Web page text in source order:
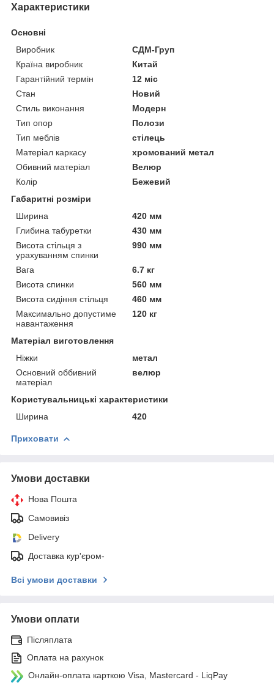
Характеристики
Основні
Виробник
СДМ-Груп
Країна виробник
Китай
Гарантійний термін
12 міс
Стан
Новий
Стиль виконання
Модерн
Тип опор
Полози
Тип меблів
стілець
Матеріал каркасу
хромований метал
Обивний матеріал
Велюр
Колір
Бежевий
Габаритні розміри
Ширина
420 мм
Глибина табуретки
430 мм
Висота стільця з
урахуванням спинки
990 мм
Вага
6.7 кг
Висота спинки
560 мм
Висота сидіння стільця
460 мм
Максимально допустиме
навантаження
120 кг
Матеріал виготовлення
Ніжки
метал
Основний оббивний
матеріал
велюр
Користувальницькі характеристики
Ширина
420
Приховати
Умови доставки
Нова Пошта
Самовивіз
Delivery
Доставка кур'єром-
Всі умови доставки
Умови оплати
Післяплата
Оплата на рахунок
Онлайн-оплата карткою Visa, Mastercard - LiqPay